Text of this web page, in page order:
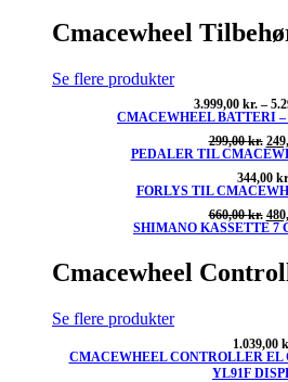
Cmacewheel
Se flere produkter
3.999,00 kr. –
CMACEWHEEL BATTERI
299,00kr. Den
pris
var:
PEDALER TIL
344,00
FORLYS TIL
660,00kr. Den
var:
SHIMANO KASSETTE 7
Cmacewheel
Se flere produkter
1.039,00
CMACEWHEEL CONTROLLER
YL91F